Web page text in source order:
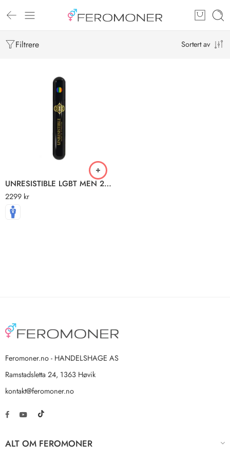
Filtrere Sortert av
UNRESISTIBLE LGBT MEN 2 MEN
2299 kr
Feromoner.no - HANDELSHAGE AS
Ramstadsletta 24, 1363 Høvik
kontakt@feromoner.no
ALT OM FEROMONER